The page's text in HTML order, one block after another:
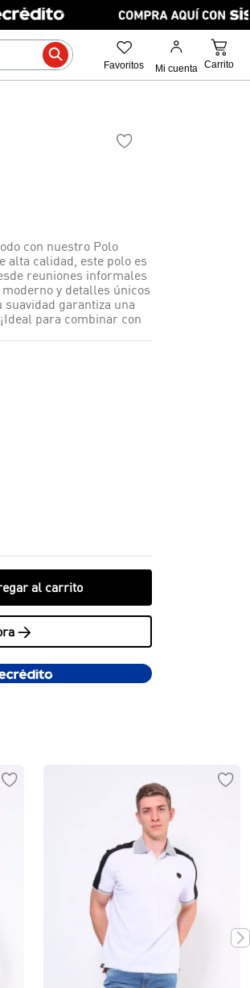
con nuestro Polo
alta calidad, este polo es
reuniones informales
y detalles únicos
garantiza una
para combinar con
al carrito
>